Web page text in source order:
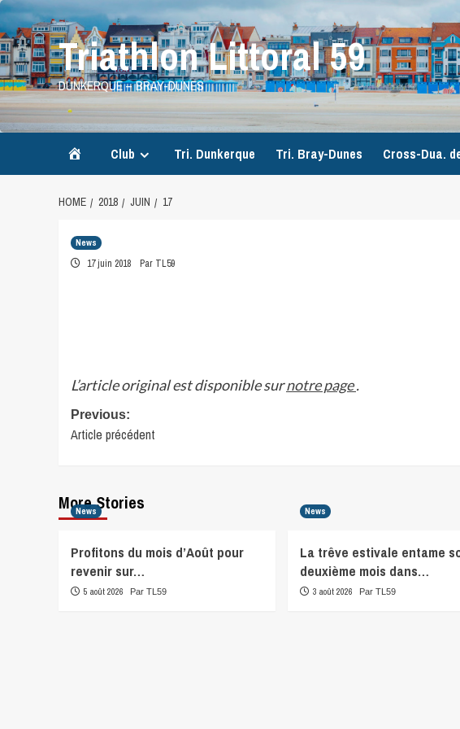
Skip
to
content
Triathlon Littoral 59
DUNKERQUE – BRAY-DUNES
Accueil
Club Tri. Dunkerque Tri. Bray-Dunes Cross-Dua.
HOME 2018 JUIN 17
News
17 juin 2018 Par TL59
L’article original est disponible surnotre page.
Post
navigation
Previous:
Article précédent
More Stories
News
Profitons du mois d’Août pour
revenir sur…
5 août 2026 Par TL59
News
La trêve estivale entame
deuxième mois dans…
3 août 2026 Par TL59